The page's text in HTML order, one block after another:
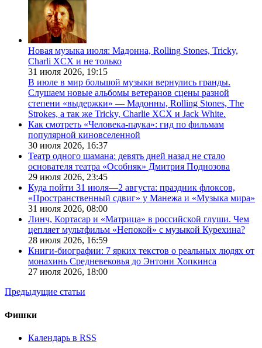
Новая музыка июля: Мадонна, Rolling Stones, Tricky,
Charli XCX и не только
31 июля 2026, 19:15
В июле в мир большой музыки вернулись гранды.
Слушаем новые альбомы ветеранов сцены разной
степени «выдержки» — Мадонны, Rolling Stones, The
Strokes, а так же Tricky, Charlie XCX и Jack White.
Как смотреть «Человека-паука»: гид по фильмам
популярной киновселенной
30 июля 2026, 16:37
Театр одного шамана: девять дней назад не стало
основателя театра «Особняк» Дмитрия Поднозова
29 июля 2026, 23:45
Куда пойти 31 июля—2 августа: праздник флоксов,
«Пространственный сдвиг» у Манежа и «Музыка мира»
31 июля 2026, 08:00
Линч, Кортасар и «Матрица» в российской глуши. Чем
цепляет мультфильм «Непокой» с музыкой Курехина?
28 июля 2026, 16:59
Книги-биографии: 7 ярких текстов о реальных людях от
монахинь Средневековья до Энтони Хопкинса
27 июля 2026, 18:00
Предыдущие статьи
Фишки
Календарь в RSS